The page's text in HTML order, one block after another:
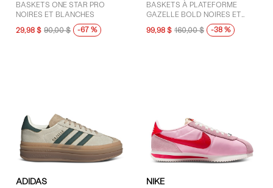
BASKETS ONE STAR PRO
NOIRES ET BLANCHES
29,98 $ 90,00 $ -67 %
BASKETS À PLATEFORME
GAZELLE BOLD NOIRES ET
BLANCHES POUR FEMMES
99,98 $ 160,00 $ -38 %
ADIDAS NIKE